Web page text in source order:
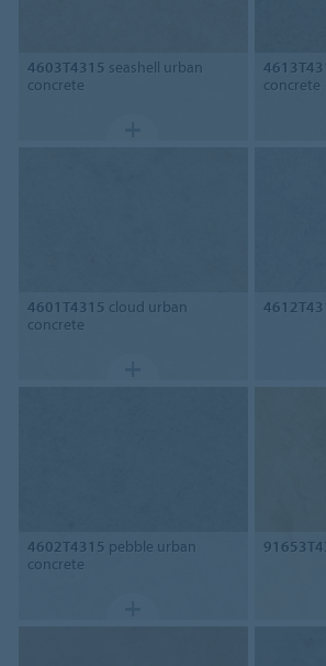
4603T4315 seashell urban
concrete
concrete
4601T4315 cloud urban
concrete
4602T4315 pebble urban
concrete